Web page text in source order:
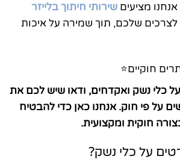
מציעים שירותי חיתוך בלייזר
שלכם, תוך שמירה על איכות
חוקיים⭐
כלי נשק ואקדחים, ודאו שיש לכם את
על פי חוק. אנחנו כאן כדי להבטיח
חוקית ומקצועית.
על כלי נשק?